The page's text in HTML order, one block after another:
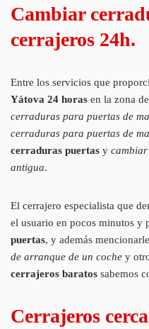
Cambiar
cerrajeros 24h.
Entre los servicios que
Yátova 24 horas en la zona
cerraduras para puertas de
cerraduras para puertas de
cerraduras puertas y
antigua.
El cerrajero especialista que
el usuario en pocos minutos y
puertas, y además mencionarle
de arranque de un coche y
cerrajeros baratos sabemos
Cerrajeros